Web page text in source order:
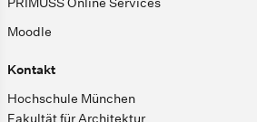
Moodle
Kontakt
Hochschule München
Fakultät für Architektur